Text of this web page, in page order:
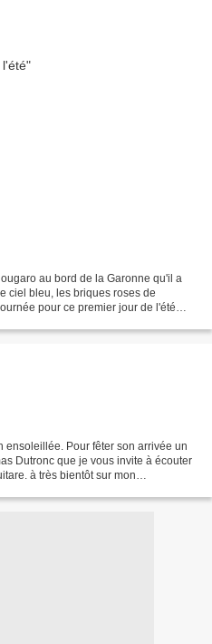
au bord de la Garonne qu'il a
ciel bleu, les briques roses de
pour ce premier jour de l'été
ensoleillée. Pour fêter son arrivée un
Dutronc que je vous invite à écouter
à très bientôt sur mon